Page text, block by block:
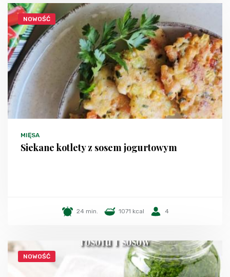
NOWOŚĆ
MIĘSA
Siekane kotlety z sosem jogurtowym
24 min. 1071 kcal 4
NOWOŚĆ